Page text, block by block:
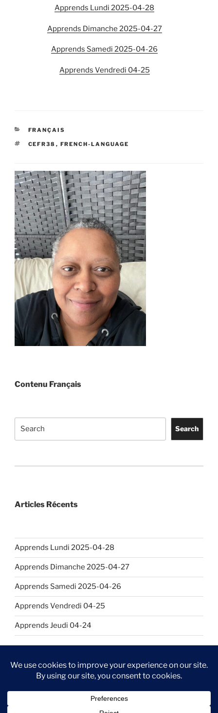
Apprends Lundi 2025-04-28
Apprends Dimanche 2025-04-27
Apprends Samedi 2025-04-26
Apprends Vendredi 04-25
CATEGORIES
FRANÇAIS
TAGS
CEFR38 , FRENCH-LANGUAGE
Contenu Français
Search
Articles Récents
Apprends Lundi 2025-04-28
Apprends Dimanche 2025-04-27
Apprends Samedi 2025-04-26
Apprends Vendredi 04-25
Apprends Jeudi 04-24
Github LinkedInKaggle